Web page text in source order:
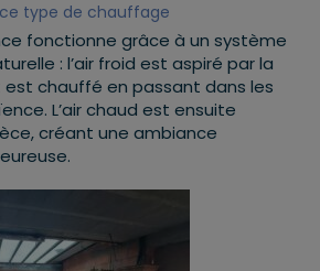
type de chauffage
fonctionne grâce à un système
: l’air froid est aspiré par la
chauffé en passant dans les
L’air chaud est ensuite
créant une ambiance